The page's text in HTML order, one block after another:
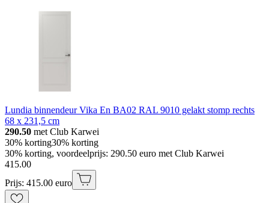
Lundia binnendeur Vika En BA02 RAL 9010 gelakt stomp rechts
68 x 231,5 cm
290.50 met Club Karwei
30% korting30% korting
30% korting, voordeelprijs: 290.50 euro met Club Karwei
415.00
Prijs: 415.00 euro